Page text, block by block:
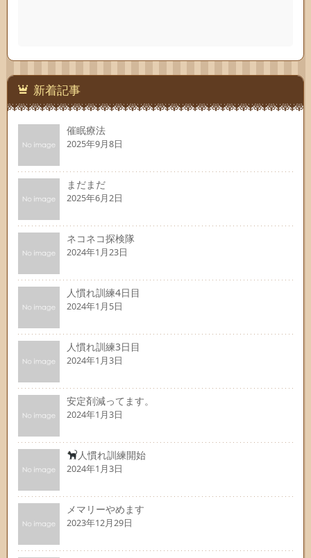
新着記事
催眠療法
2025年9月8日
まだまだ
2025年6月2日
ネコネコ探検隊
2024年1月23日
人慣れ訓練4日目
2024年1月5日
人慣れ訓練3日目
2024年1月3日
安定剤減ってます。
2024年1月3日
人慣れ訓練開始
2024年1月3日
メマリーやめます
2023年12月29日